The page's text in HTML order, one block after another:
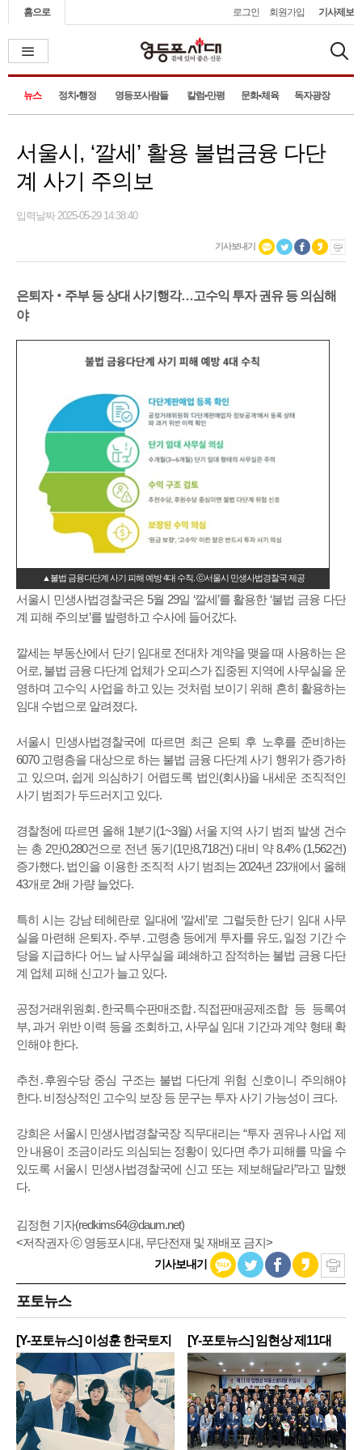
홈으로 로그인 회원가입 기사제보
뉴스 정치•행정 영등포사람들 칼럼•만평 문화•체육 독자광장
서울시, ‘깔세’ 활용 불법금융 다단
계 사기 주의보
입력날짜 2025-05-29 14:38:40
기사보내기
은퇴자‧주부 등 상대 사기행각…고수익 투자 권유 등 의심해
야
▲불법 금융다단계 사기 피해 예방 4대 수칙. ⓒ서울시 민생사법경찰국 제공
서울시 민생사법경찰국은 5월 29일 ‘깔세’를 활용한 ‘불법 금융 다단
계 피해 주의보’를 발령하고 수사에 들어갔다.
깔세는 부동산에서 단기 임대로 전대차 계약을 맺을 때 사용하는 은
어로, 불법 금융 다단계 업체가 오피스가 집중된 지역에 사무실을 운
영하며 고수익 사업을 하고 있는 것처럼 보이기 위해 흔히 활용하는
임대 수법으로 알려졌다.
서울시 민생사법경찰국에 따르면 최근 은퇴 후 노후를 준비하는
6070 고령층을 대상으로 하는 불법 금융 다단계 사기 행위가 증가하
고 있으며, 쉽게 의심하기 어렵도록 법인(회사)을 내세운 조직적인
사기 범죄가 두드러지고 있다.
경찰청에 따르면 올해 1분기(1~3월) 서울 지역 사기 범죄 발생 건수
는 총 2만0,280건으로 전년 동기(1만8,718건) 대비 약 8.4% (1,562건)
증가했다. 법인을 이용한 조직적 사기 범죄는 2024년 23개에서 올해
43개로 2배 가량 늘었다.
특히 시는 강남 테헤란로 일대에 ‘깔세’로 그럴듯한 단기 임대 사무
실을 마련해 은퇴자․주부․고령층 등에게 투자를 유도, 일정 기간 수
당을 지급하다 어느 날 사무실을 폐쇄하고 잠적하는 불법 금융 다단
계 업체 피해 신고가 늘고 있다.
공정거래위원회․한국특수판매조합․직접판매공제조합 등 등록여
부, 과거 위반 이력 등을 조회하고, 사무실 임대 기간과 계약 형태 확
인해야 한다.
추천․후원수당 중심 구조는 불법 다단계 위험 신호이니 주의해야
한다. 비정상적인 고수익 보장 등 문구는 투자 사기 가능성이 크다.
강희은 서울시 민생사법경찰국장 직무대리는 “투자 권유나 사업 제
안 내용이 조금이라도 의심되는 정황이 있다면 추가 피해를 막을 수
있도록 서울시 민생사법경찰국에 신고 또는 제보해달라”라고 말했
다.
김정현 기자(redkims64@daum.net)
<저작권자 ⓒ 영등포시대, 무단전재 및 재배포 금지>
기사보내기
포토뉴스
[Y-포토뉴스] 이성훈 한국토지
주
[Y-포토뉴스] 임현상 제11대
영